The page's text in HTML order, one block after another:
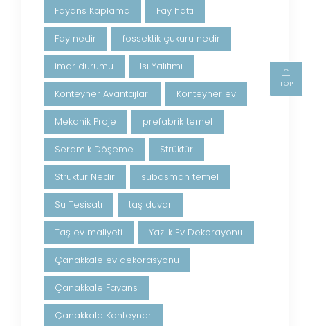
Fayans Kaplama Fay hattı
Fay nedir fossektik çukuru nedir
imar durumu Isı Yalıtımı
Konteyner Avantajları Konteyner ev
Mekanik Proje prefabrik temel
Seramik Döşeme Strüktür
Strüktür Nedir subasman temel
Su Tesisatı taş duvar
Taş ev maliyeti Yazlık Ev Dekorayonu
Çanakkale ev dekorasyonu
Çanakkale Fayans
Çanakkale Konteyner
TOP